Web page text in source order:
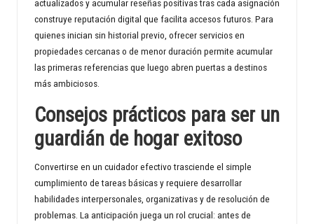
actualizados y acumular reseñas positivas tras cada asignación
construye reputación digital que facilita accesos futuros. Para
quienes inician sin historial previo, ofrecer servicios en
propiedades cercanas o de menor duración permite acumular
las primeras referencias que luego abren puertas a destinos
más ambiciosos.
Consejos prácticos para ser un
guardián de hogar exitoso
Convertirse en un cuidador efectivo trasciende el simple
cumplimiento de tareas básicas y requiere desarrollar
habilidades interpersonales, organizativas y de resolución de
problemas. La anticipación juega un rol crucial: antes de